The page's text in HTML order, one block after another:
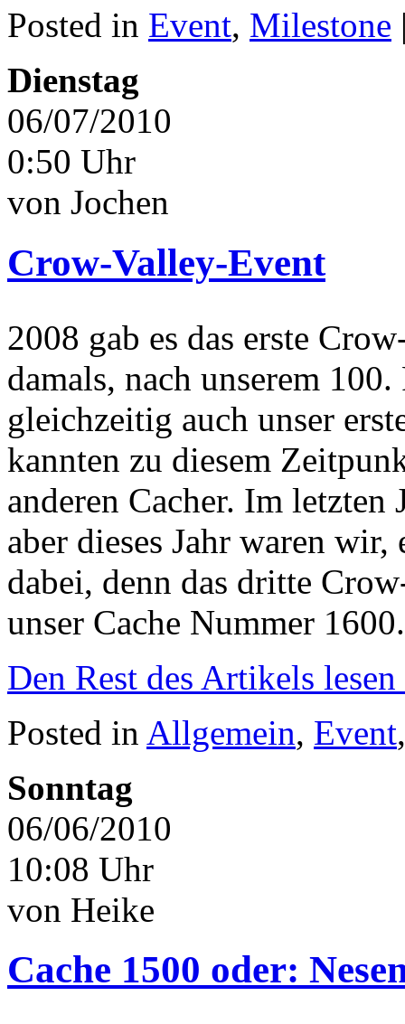
Posted in Event, Milestone
Dienstag
06/07/2010
0:50 Uhr
von Jochen
Crow-Valley-Event
2008 gab es das erste
damals, nach unserem
gleichzeitig auch unser
kannten zu diesem
anderen Cacher. Im
aber dieses Jahr waren
dabei, denn das dritte
unser Cache Nummer 1600.
Den Rest des Artikels lesen
Posted in Allgemein, Event
Sonntag
06/06/2010
10:08 Uhr
von Heike
Cache 1500 oder: